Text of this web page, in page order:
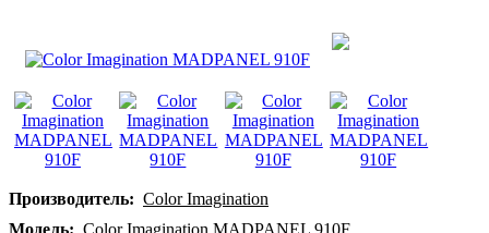
Производитель: Color Imagination
Модель: Color Imagination MADPANEL 910F